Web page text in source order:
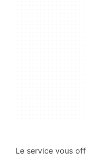
Le service vous